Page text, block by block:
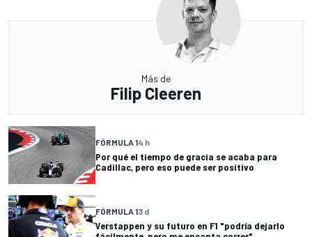
Más de
Filip Cleeren
FÓRMULA 14 h
Por qué el tiempo de gracia se acaba para
Cadillac, pero eso puede ser positivo
FÓRMULA 13 d
Verstappen y su futuro en F1 "podría dejarlo